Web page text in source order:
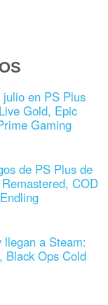
en PS Plus
Gold, Epic
Gaming
de PS Plus de
COD
llegan a Steam:
Black Ops Cold